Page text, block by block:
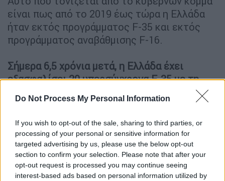
Do Not Process My Personal Information
If you wish to opt-out of the sale, sharing to third parties, or
processing of your personal or sensitive information for
targeted advertising by us, please use the below opt-out
section to confirm your selection. Please note that after your
opt-out request is processed you may continue seeing
interest-based ads based on personal information utilized by
είναι πως από το 2019 έως τώρα η Ελλάδα
ήταν εκτός προγράμματος F-35 και εκτός
προγράμματος αναβάθμισης F-16.
Σήμερα 6,5 χρόνια μετά, η Ελλάδα έχει
εξασφαλίσει 20 υπερσύγχρονα F-35 με τη
γίνουν 40. Ως προς τα F-16, έχει γίνει
αναβάθμιση ήδη σε 56 και το σύνολο θα είναι
83 (σε νέα τεχνολογία Viper).
Με ποιες θέσεις προσέρχεται στη
Σύνοδο η Ελλάδα